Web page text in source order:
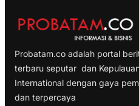
Probatam.co adalah portal
terbaru seputar dan
International dengan gaya
dan terpercaya